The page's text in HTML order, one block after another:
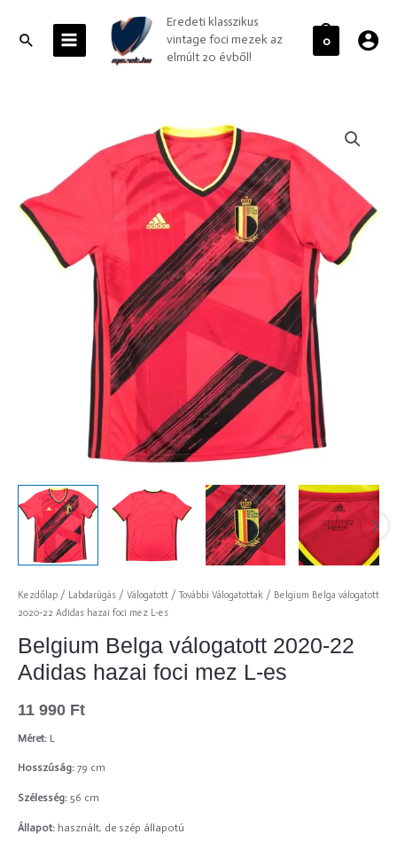
contentSearchMENU
Eredeti klasszikus
vintage foci mezek az
elmúlt 20 évből!
0
Kezdőlap / Labdarúgás / Válogatott /További Válogatottak / Belgium Belga válogatott
2020-22 Adidas hazai foci mez L-es
Belgium Belga válogatott 2020-22
Adidas hazai foci mez L-es
11 990 Ft
Méret: L
Hosszúság: 79 cm
Szélesség: 56 cm
Állapot: használt, de szép állapotú